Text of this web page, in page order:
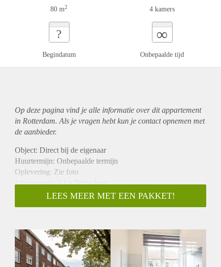
80 m2 4 kamers
?
Begindatum
∞
Onbepaalde tijd
Op deze pagina vind je alle informatie over ditappartement
in Rotterdam. Als je vragen hebt kun je contact opnemen met
de aanbieder.
Object: Direct bij de eigenaar
Huurtermijn: Onbepaalde termijn
Oplevering: Zie foto
Inkomen eis: 3,1 x Bruto huur
Garantiestelling mogelijk: Ja
Borg: 1 Maand
Huisdieren toegestaan: Afhankelijk van de Eigenaar
Huurtoeslag grens: Nee
Geschikt voor studenten: Afhankelijk van de Eigenaar
LEES MEER MET EEN PAKKET!